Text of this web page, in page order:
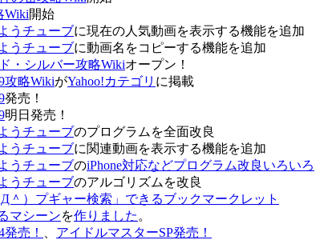
Wiki開始
うチューブに現在の人気動画を表示する機能を追加
うチューブに動画名をコピーする機能を追加
・シルバー攻略Wikiオープン！
攻略WikiがYahoo!カテゴリ に掲載
発売！
明日発売！
うチューブのプログラムを全面改良
うチューブに関連動画を表示する機能を追加
うチューブのiPhone対応などプログラム改良いろいろ
うチューブのアルゴリズムを改良
＾）プギャー検索」できるブックマークレット
マシーンを作りました 。
売！
アイドルマスターSP発売！